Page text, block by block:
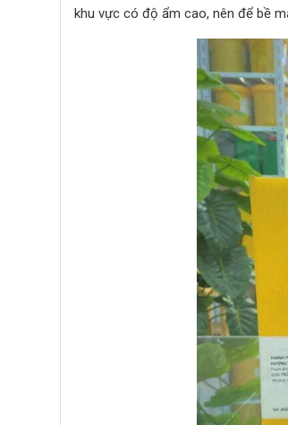
khu vực có độ ẩm cao, nên để bề